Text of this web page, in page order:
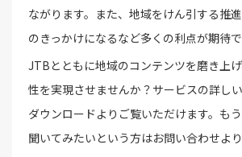
ながります。また、地域をけん引する推
のきっかけになるなど多くの利点が期待で
JTBとともに地域のコンテンツを磨き上
性を実現させませんか？サービスの詳し
ダウンロードよりご覧いただけます。も
聞いてみたいという方はお問い合わせよ